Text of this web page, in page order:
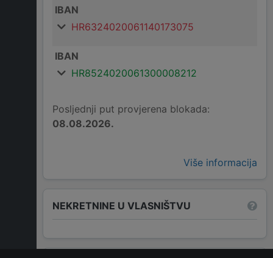
IBAN
HR6324020061140173075
IBAN
HR8524020061300008212
Posljednji put provjerena blokada:
08.08.2026.
Više informacija
NEKRETNINE U VLASNIŠTVU